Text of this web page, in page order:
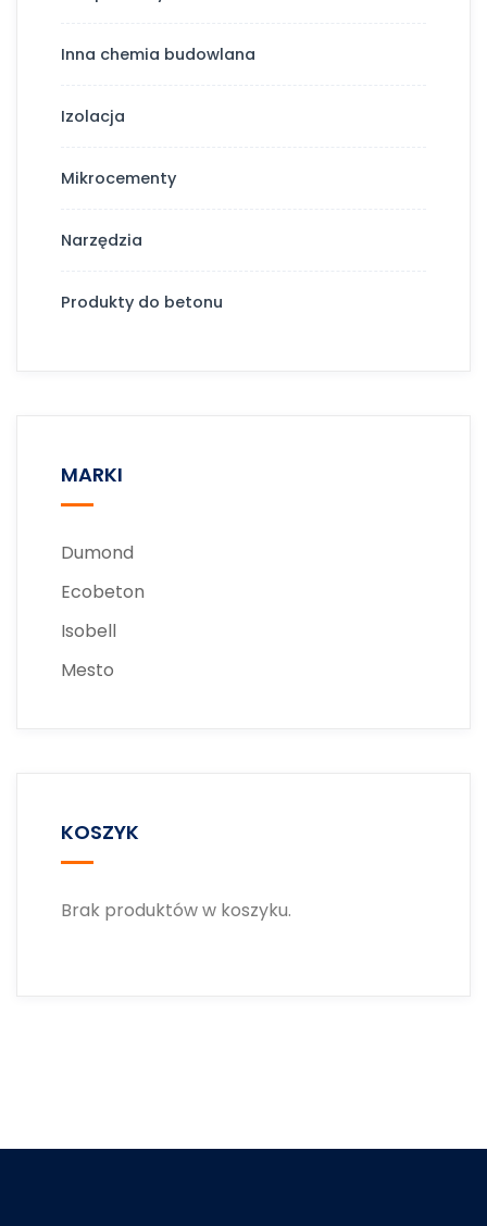
Inna chemia budowlana
Izolacja
Mikrocementy
Narzędzia
Produkty do betonu
MARKI
Dumond
Ecobeton
Isobell
Mesto
KOSZYK
Brak produktów w koszyku.